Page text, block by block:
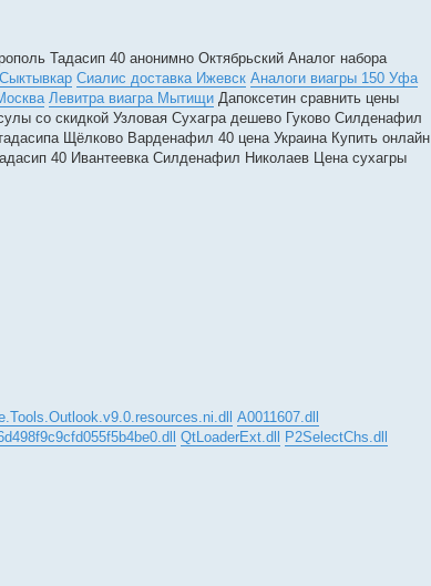
Тадасип 40 анонимно Октябрьский Аналог набора
Сиалис доставка Ижевск Аналоги виагры 150 Уфа
Левитра виагра Мытищи Дапоксетин сравнить цены
со скидкой Узловая Сухагра дешево Гуково Силденафил
Щёлково Варденафил 40 цена Украина Купить онлайн
40 Ивантеевка Силденафил Николаев Цена сухагры
A0011607.dll
QtLoaderExt.dll P2SelectChs.dll